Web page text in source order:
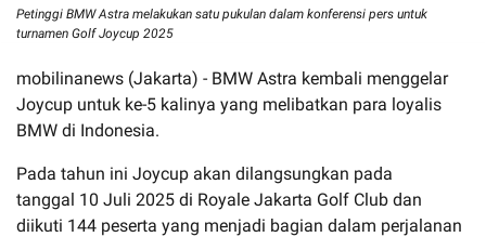
Petinggi BMW Astra melakukan satu pukulan dalam konferensi pers untuk
turnamen Golf Joycup 2025
mobilinanews (Jakarta) - BMW Astra kembali menggelar
Joycup untuk ke-5 kalinya yang melibatkan para loyalis
BMW di Indonesia.
Pada tahun ini Joycup akan dilangsungkan pada
tanggal 10 Juli 2025 di Royale Jakarta Golf Club dan
diikuti 144 peserta yang menjadi bagian dalam perjalanan